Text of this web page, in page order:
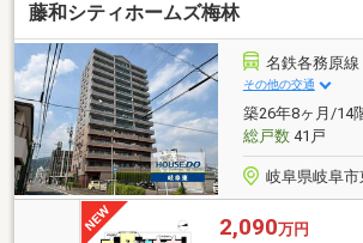
藤和シティホームズ梅林
名鉄各務原線
その他の交通
築26年8ヶ月/14
総戸数41戸
岐阜県岐阜市
2,090万円